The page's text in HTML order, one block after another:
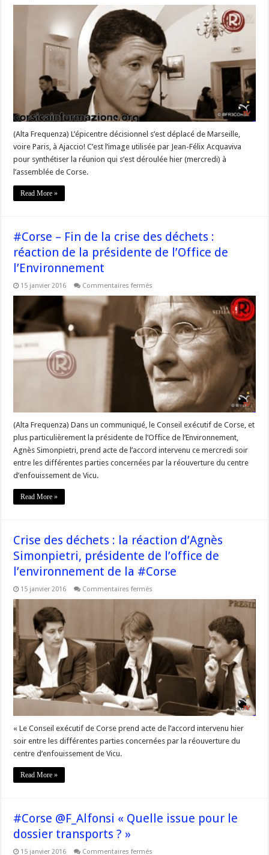
La
définition
d’un
nouveau
service
maritime
se
fera
désormais
en
Corse,
martèle
l’Exécutif
(Alta Frequenza) L’épicentre décisionnel s’est déplacé de Marseille,
voire Paris, à Ajaccio! C’est l’image utilisée par Jean-Félix Acquaviva
pour synthétiser la réunion qui s’est déroulée hier (mercredi) à
l’assemblée de Corse.
Read More »
#Corse – Fin de la crise des déchets :
réaction de la présidente de l’Office de
l’Environnement
15 janvier 2016 Commentaires fermés
–
de
la
crise
des
déchets
:
réaction
de
la
présidente
de
l’Office
de
(Alta Frequenza) Dans un communiqué, le Conseil exécutif de Corse, et
plus particulièrement la présidente de l’Office de l’Environnement,
Agnès Simonpietri, prend acte de l’accord intervenu ce mercredi soir
entre les différentes parties concernées par la réouverture du centre
d’enfouissement de Vicu.
Read More »
Crise des déchets : la réaction d’Agnès
Simonpietri, présidente de l’office de
l’environnement de la #Corse
15 janvier 2016 Commentaires fermés
la
réaction
d’Agnès
Simonpietri,
présidente
l’office
de
l’environnement
de
la
#Corse
« Le Conseil exécutif de Corse prend acte de l’accord intervenu hier
soir entre les différentes parties concernées par la réouverture du
centre d’enfouissement de Vicu.
Read More »
#Corse @F_Alfonsi « Quelle issue pour le
dossier transports ? »
15 janvier 2016 Commentaires fermés